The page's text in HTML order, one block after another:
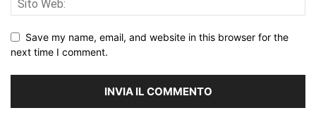
Save my name, email, and website in this browser for the
next time I comment.